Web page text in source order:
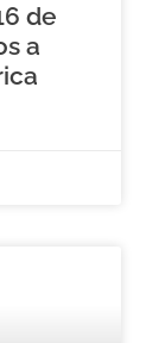
de
a